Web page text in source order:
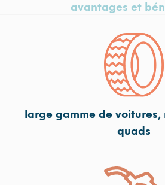
avantages et
large gamme de voitures,
quads